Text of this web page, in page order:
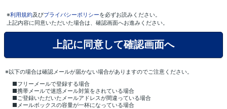
※利用規約及びプライバシーポリシーを必ずお読みください。
上記内容に同意いただいた場合は、確認画面へお進みください。
※以下の場合は確認メールが届かない場合がありますのでご注意ください。
■フリーメールで登録する場合
■携帯メールで迷惑メール対策をされている場合
■ご登録いただいたメールアドレスが間違っている場合
■メールボックスの容量が一杯になっている場合